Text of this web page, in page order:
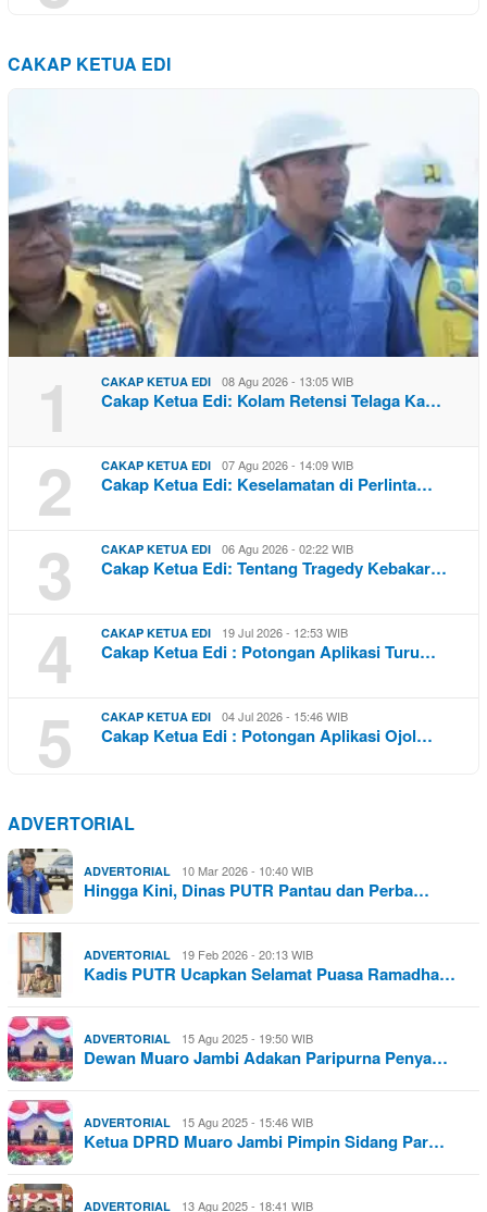
CAKAP KETUA EDI
1 CAKAP KETUA EDI 08 Agu 2026 - 13:05 WIB
Cakap Ketua Edi: Kolam Retensi Telaga Ka…
2 CAKAP KETUA EDI 07 Agu 2026 - 14:09 WIB
Cakap Ketua Edi: Keselamatan di Perlinta…
3 CAKAP KETUA EDI 06 Agu 2026 - 02:22 WIB
Cakap Ketua Edi: Tentang Tragedy Kebakar…
4 CAKAP KETUA EDI 19 Jul 2026 - 12:53 WIB
Cakap Ketua Edi : Potongan Aplikasi Turu…
5 CAKAP KETUA EDI 04 Jul 2026 - 15:46 WIB
Cakap Ketua Edi : Potongan Aplikasi Ojol…
ADVERTORIAL
ADVERTORIAL 10 Mar 2026 - 10:40 WIB
Hingga Kini, Dinas PUTR Pantau dan Perba…
ADVERTORIAL 19 Feb 2026 - 20:13 WIB
Kadis PUTR Ucapkan Selamat Puasa Ramadha…
ADVERTORIAL 15 Agu 2025 - 19:50 WIB
Dewan Muaro Jambi Adakan Paripurna Penya…
ADVERTORIAL 15 Agu 2025 - 15:46 WIB
Ketua DPRD Muaro Jambi Pimpin Sidang Par…
ADVERTORIAL 13 Agu 2025 - 18:41 WIB